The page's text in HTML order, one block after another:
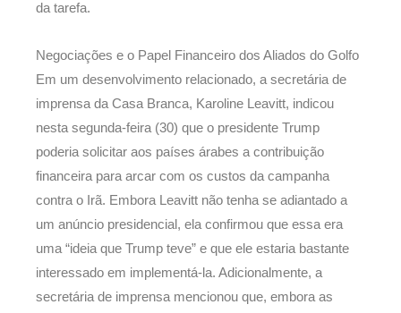
da tarefa.
Negociações e o Papel Financeiro dos Aliados do Golfo
Em um desenvolvimento relacionado, a secretária de
imprensa da Casa Branca, Karoline Leavitt, indicou
nesta segunda-feira (30) que o presidente Trump
poderia solicitar aos países árabes a contribuição
financeira para arcar com os custos da campanha
contra o Irã. Embora Leavitt não tenha se adiantado a
um anúncio presidencial, ela confirmou que essa era
uma “ideia que Trump teve” e que ele estaria bastante
interessado em implementá-la. Adicionalmente, a
secretária de imprensa mencionou que, embora as